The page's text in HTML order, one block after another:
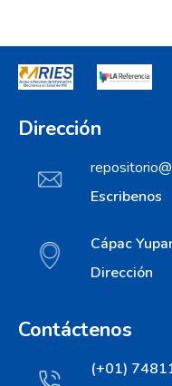
Dirección
Escribenos
Cápac
Dirección
Contáctenos
(+01)